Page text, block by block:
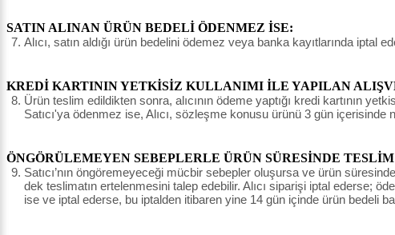
SATIN ALINAN ÜRÜN BEDELİ ÖDENMEZ İSE:
Alıcı, satın aldığı ürün bedelini ödemez veya banka kayıtlarında iptal
KREDİ KARTININ YETKİSİZ KULLANIMI İLE YAPILAN
Ürün teslim edildikten sonra, alıcının ödeme yaptığı kredi kartının
Satıcı'ya ödenmez ise, Alıcı, sözleşme konusu ürünü 3 gün
ÖNGÖRÜLEMEYEN SEBEPLERLE ÜRÜN SÜRESİNDE
Satıcı’nın öngöremeyeceği mücbir sebepler oluşursa ve ürün
dek teslimatın ertelenmesini talep edebilir. Alıcı siparişi iptal ederse;
ise ve iptal ederse, bu iptalden itibaren yine 14 gün içinde ürün bedeli